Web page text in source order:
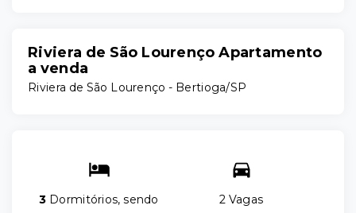
Riviera de São Lourenço Apartamento
a venda
Riviera de São Lourenço - Bertioga/SP
3 Dormitórios, sendo
2 Vagas